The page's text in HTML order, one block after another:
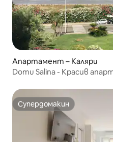
Апартамент – Каляри
Domu Salina - Красив
Супердомакин
Супердомакин